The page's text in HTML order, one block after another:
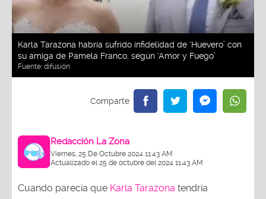
Karla Tarazona habría sufrido infidelidad de ‘Huevero’ con
su amiga de Pamela Franco, según ‘Amor y Fuego’
Fuente: difusión
Redacción La Zona
Viernes, 25 De Octubre 2024 11:43 AM
Actualizado el 25 de octubre del 2024 11:43 AM
Cuando parecía que Karla Tarazona tendría